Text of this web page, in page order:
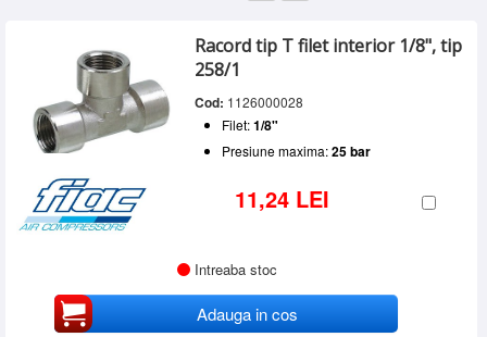
SERVICE
INCHIRIERI
BLOG
AUTENTIFICARE
1/4"(1)
3/8"(1)
1/2"(1)
Racord tip T filet interior 1/8", tip
258/1
Cod: 1126000028
Filet:1/8"
Presiune maxima:25 bar
11,24 LEI
Intreaba stoc
Adauga in cos